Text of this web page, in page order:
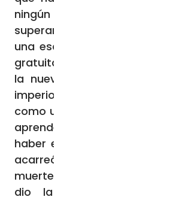
ningún otro
superar. Posteriormente,
una escuela en Roma, en
gratuitamente a quienes
la nueva religión que se
imperio. Justino consideró al
como una verdadera
aprender el arte de vivir
haber enseñado esta
acarreó ser denunciado y
muerte. Como otros tantos
dio la oportunidad de